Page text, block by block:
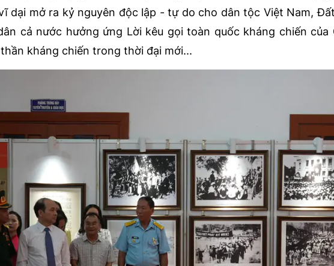
dại mở ra kỷ nguyên độc lập - tự do cho dân tộc Việt Nam,
cả nước hưởng ứng Lời kêu gọi toàn quốc kháng chiến của
kháng chiến trong thời đại mới...